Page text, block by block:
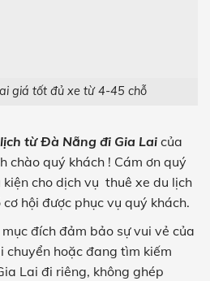
giá tốt đủ xe từ 4-45 chỗ
từ Đà Nẵng đi Gia Lai của
chào quý khách ! Cám ơn quý
cho dịch vụ thuê xe du lịch
cơ hội được phục vụ quý khách.
đích đảm bảo sự vui vẻ của
chuyển hoặc đang tìm kiếm
Lai đi riêng, không ghép